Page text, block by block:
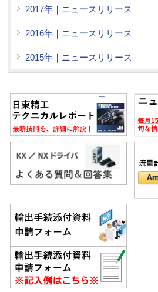
2017年｜ニュースリリース
2016年｜ニュースリリース
2015年｜ニュースリリース